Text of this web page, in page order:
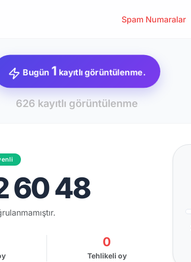
Spam Numaralar
Bugün1 kayıtlı görüntülenme.
626 kayıtlı görüntülenme
60 48
0
Tehlikeli oy